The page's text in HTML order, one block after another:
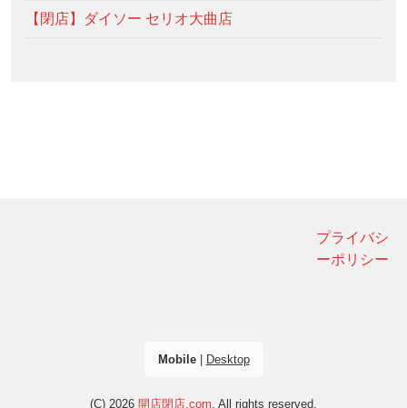
【閉店】ダイソー セリオ大曲店
プライバシ
ーポリシー
Mobile| Desktop
(C) 2026 開店閉店.com. All rights reserved.